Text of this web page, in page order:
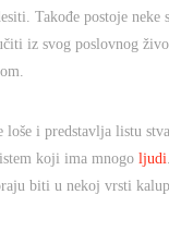
Takođe postoje neke
iz svog poslovnog
loše i predstavlja listu
koji ima mnogo ljudi
biti u nekoj vrsti